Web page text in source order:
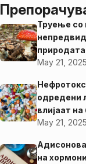
Труење со
May 21, 2025
одредени
влијаат
May 21, 2025
на